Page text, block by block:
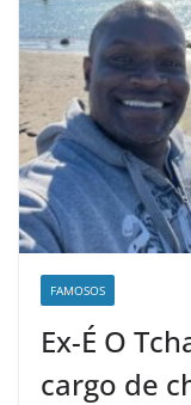
FAMOSOS
Ex-É O
cargo de